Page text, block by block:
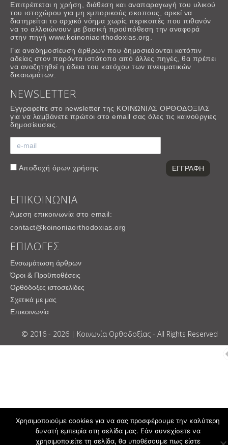
Επιτρέπεται η χρήση, διάθεση και αναπαραγωγή του υλικού
του ιστοχώρου για μη εμπορικούς σκοπους, αρκεί να
διατηρείται το αρχικό νόημα χωρίς περικοπές που πιθανόν
να το αλλοιώνουν με βασική προϋπόθεση την αναφορά
στην πηγή www.koinoniaorthodoxias.org.
Για αναδημοσίευση άρθρων που δημοσιεύονται κατόπιν
αδείας στον παρόντα ιστότοπο από άλλες πηγές, θα πρέπει
να αναζητηθεί η άδεια του κατόχου των πνευματικών
δικαιωμάτων.
NEWSLETTER
Εγγραφείτε στο newsletter της ΚΟΙΝΩΝΙΑΣ ΟΡΘΟΔΟΞΙΑΣ
για να λαμβάνετε πρώτοι στο email σας όλες τις καινούργιες
δημοσίευσεις.
Αποδοχή όρων χρήσης
ΕΠΙΚΟΙΝΩΝΙΑ
Άμεση επικοινωνία στο email:
contact@koinoniaorthodoxias.org
ΕΠΙΛΟΓΕΣ
Ενσωμάτωση άρθρων
Όροι & Προϋποθέσεις
Ορθόδοξες ιστοσελίδες
Σχετικά με μας
Επικοινωνία
© 2016 - 2026 | Κοινωνία Ορθοδοξίας - All Rights Reserved
Χρησιμοποιούμε cookies για να σας προσφέρουμε την καλύτερη
δυνατή εμπειρία στη σελίδα μας. Εάν συνεχίσετε να
χρησιμοποιείτε τη σελίδα, θα υποθέσουμε πως είστε